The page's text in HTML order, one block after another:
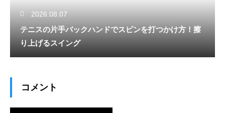
2026.08.07
テニスの片手バックハンドでスピンを打つかけ方！擦
り上げるスイング
コメント